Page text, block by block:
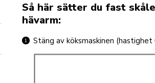
Så här sätter du fast
hävarm:
Stäng av köksmaskinen